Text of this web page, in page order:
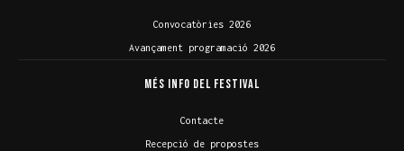
Convocatòries 2026
Avançament programació 2026
Més info del Festival
Contacte
Recepció de propostes